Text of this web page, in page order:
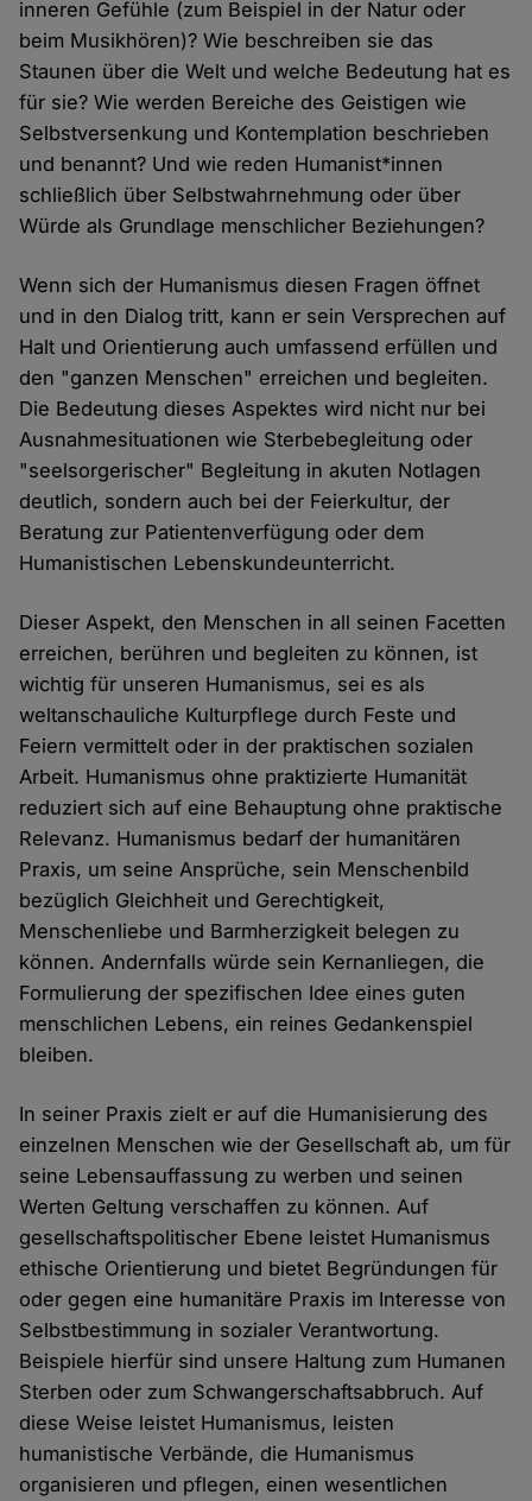
inneren Gefühle (zum Beispiel in der Natur oder
beim Musikhören)? Wie beschreiben sie das
Staunen über die Welt und welche Bedeutung hat es
für sie? Wie werden Bereiche des Geistigen wie
Selbstversenkung und Kontemplation beschrieben
und benannt? Und wie reden Humanist*innen
schließlich über Selbstwahrnehmung oder über
Würde als Grundlage menschlicher Beziehungen?
Wenn sich der Humanismus diesen Fragen öffnet
und in den Dialog tritt, kann er sein Versprechen auf
Halt und Orientierung auch umfassend erfüllen und
den "ganzen Menschen" erreichen und begleiten.
Die Bedeutung dieses Aspektes wird nicht nur bei
Ausnahmesituationen wie Sterbebegleitung oder
"seelsorgerischer" Begleitung in akuten Notlagen
deutlich, sondern auch bei der Feierkultur, der
Beratung zur Patientenverfügung oder dem
Humanistischen Lebenskundeunterricht.
Dieser Aspekt, den Menschen in all seinen Facetten
erreichen, berühren und begleiten zu können, ist
wichtig für unseren Humanismus, sei es als
weltanschauliche Kulturpflege durch Feste und
Feiern vermittelt oder in der praktischen sozialen
Arbeit. Humanismus ohne praktizierte Humanität
reduziert sich auf eine Behauptung ohne praktische
Relevanz. Humanismus bedarf der humanitären
Praxis, um seine Ansprüche, sein Menschenbild
bezüglich Gleichheit und Gerechtigkeit,
Menschenliebe und Barmherzigkeit belegen zu
können. Andernfalls würde sein Kernanliegen, die
Formulierung der spezifischen Idee eines guten
menschlichen Lebens, ein reines Gedankenspiel
bleiben.
In seiner Praxis zielt er auf die Humanisierung des
einzelnen Menschen wie der Gesellschaft ab, um für
seine Lebensauffassung zu werben und seinen
Werten Geltung verschaffen zu können. Auf
gesellschaftspolitischer Ebene leistet Humanismus
ethische Orientierung und bietet Begründungen für
oder gegen eine humanitäre Praxis im Interesse von
Selbstbestimmung in sozialer Verantwortung.
Beispiele hierfür sind unsere Haltung zum Humanen
Sterben oder zum Schwangerschaftsabbruch. Auf
diese Weise leistet Humanismus, leisten
humanistische Verbände, die Humanismus
organisieren und pflegen, einen wesentlichen